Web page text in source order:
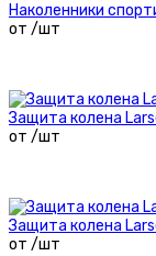
Наколенники
от /шт
Защита колена
от /шт
Защита колена
от /шт